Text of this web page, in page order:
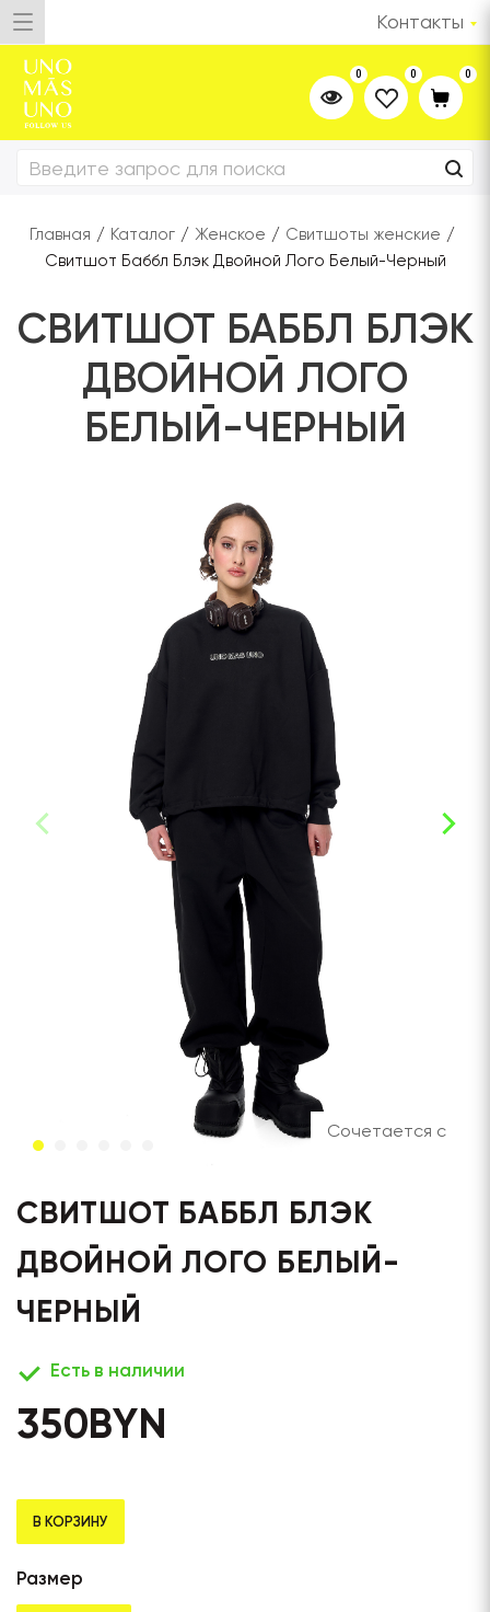
Контакты
0 0 0
Главная / Каталог / Женское / Свитшоты женские /
Свитшот Баббл Блэк Двойной Лого Белый-Черный
СВИТШОТ БАББЛ БЛЭК
ДВОЙНОЙ ЛОГО
БЕЛЫЙ-ЧЕРНЫЙ
Сочетается с
СВИТШОТ БАББЛ БЛЭК
ДВОЙНОЙ ЛОГО БЕЛЫЙ-
ЧЕРНЫЙ
Есть в наличии
350BYN
В КОРЗИНУ
Размер